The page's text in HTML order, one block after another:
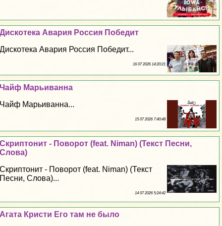
Дискотека Авария Россия Победит
Дискотека Авария Россия Победит...
16 07 2026 14:20:21
Чайф Марьиванна
Чайф Марьиванна...
15 07 2026 7:40:48
Скриптонит - Поворот (feat. Niman) (Текст Песни,
Слова)
Скриптонит - Поворот (feat. Niman) (Текст
Песни, Слова)...
14 07 2026 5:24:42
Агата Кристи Его там не было